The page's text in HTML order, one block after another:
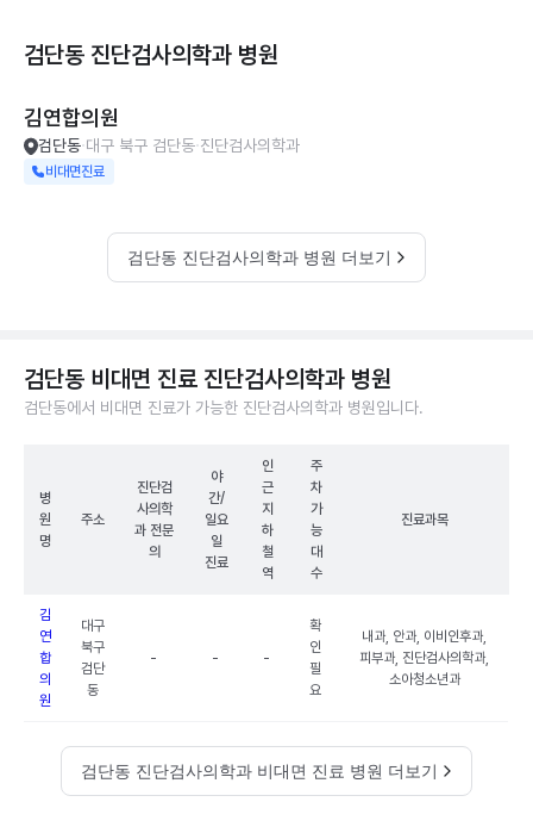
검단동 진단검사의학과 병원
김연합의원
검단동 대구 북구 검단동 진단검사의학과
비대면진료
검단동 진단검사의학과 병원 더보기
검단동 비대면 진료 진단검사의학과 병원
검단동에서 비대면 진료가 가능한 진단검사의학과 병원입니다.
병
원
명
주소
진단검
사의학
과 전문
의
야
간/
일요
일
진료
인
근
지
하
철
역
주
차
가
능
대
수
진료과목
김
연
합
의
원
대구
북구
검단
동
- - -
확
인
필
요
내과, 안과, 이비인후과,
피부과, 진단검사의학과,
소아청소년과
검단동 진단검사의학과 비대면 진료 병원 더보기